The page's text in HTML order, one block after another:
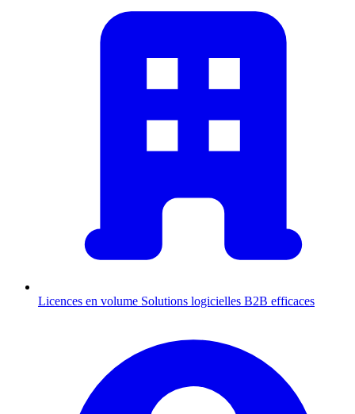
Licences en volume Solutions logicielles B2B efficaces